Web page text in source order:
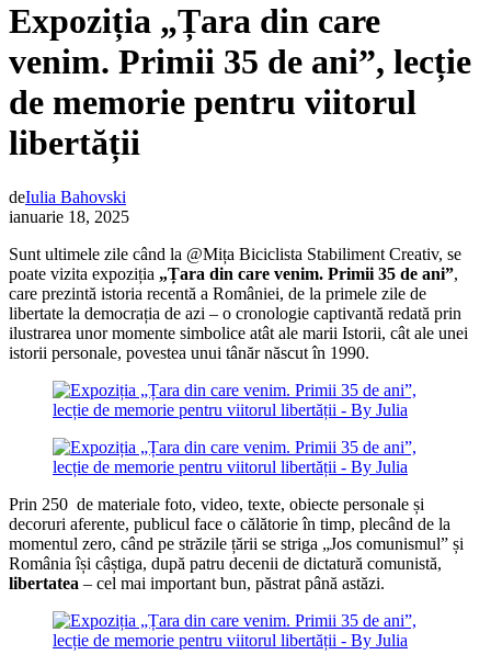
Expoziția „Țara din care
venim. Primii 35 de ani”, lecție
de memorie pentru viitorul
libertății
deIulia Bahovski
ianuarie 18, 2025
Sunt ultimele zile când la @Mița Biciclista Stabiliment Creativ, se
poate vizita expoziția „Țara din care venim. Primii 35 de ani”,
care prezintă istoria recentă a României, de la primele zile de
libertate la democrația de azi – o cronologie captivantă redată prin
ilustrarea unor momente simbolice atât ale marii Istorii, cât ale unei
istorii personale, povestea unui tânăr născut în 1990.
Prin 250 de materiale foto, video, texte, obiecte personale și
decoruri aferente, publicul face o călătorie în timp, plecând de la
momentul zero, când pe străzile țării se striga „Jos comunismul” și
România își câștiga, după patru decenii de dictatură comunistă,
libertatea – cel mai important bun, păstrat până astăzi.